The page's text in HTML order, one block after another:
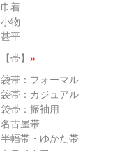
巾着
小物
甚平
【帯】 »
袋帯：フォーマル
袋帯：カジュアル
袋帯：振袖用
名古屋帯
半幅帯・ゆかた帯